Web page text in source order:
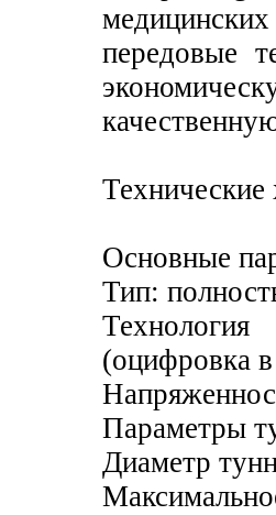
передовые
Основные
Тип:
(оцифровка
Параметры
Диаметр